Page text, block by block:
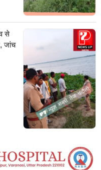
से
जांच